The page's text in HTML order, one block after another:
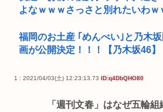
よなｗｗｗさっさと別れたいわｗ
福岡のお土産 ｢めんべい｣と乃木
画が公開決定！！！【乃木坂46】
1 : 2021/04/03(土) 12:23:13.73 ID:q4DbQHO80
「週刊文春」はなぜ五輪